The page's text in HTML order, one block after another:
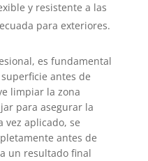
y resistente a las
para exteriores.
es fundamental
antes de
limpiar la zona
para asegurar la
vez aplicado, se
antes de
un resultado final